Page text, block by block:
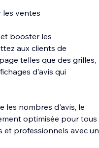
les ventes
booster les
aux clients de
telles que des grilles,
d'avis qui
les nombres d'avis, le
optimisée pour tous
et professionnels avec un